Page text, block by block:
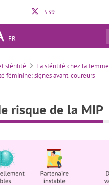
539
FR
de risque de la MIP
stérilité La stérilité chez la femme
féminine: signes avant-coureurs
risque de la MIP